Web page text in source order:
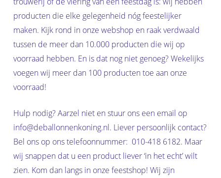
Geen producten in de
winkelwagen.
Go to shop
producten die elke gelegenheid nóg feestelijker
maken. Kijk rond in onze webshop en raak verdwaald
tussen de meer dan 10.000 producten die wij op
voorraad hebben. En is dat nog niet genoeg? Wekelijks
voegen wij meer dan 100 producten toe aan onze
voorraad!
Hulp nodig? Aarzel niet en stuur ons een email op
info@deballonnenkoning.nl. Liever persoonlijk contact?
Bel ons op ons telefoonnummer: 010-418 6182. Maar
wij snappen dat u een product liever ‘in het echt’ wilt
zien. Kom dan langs in onze feestshop! Wij zijn